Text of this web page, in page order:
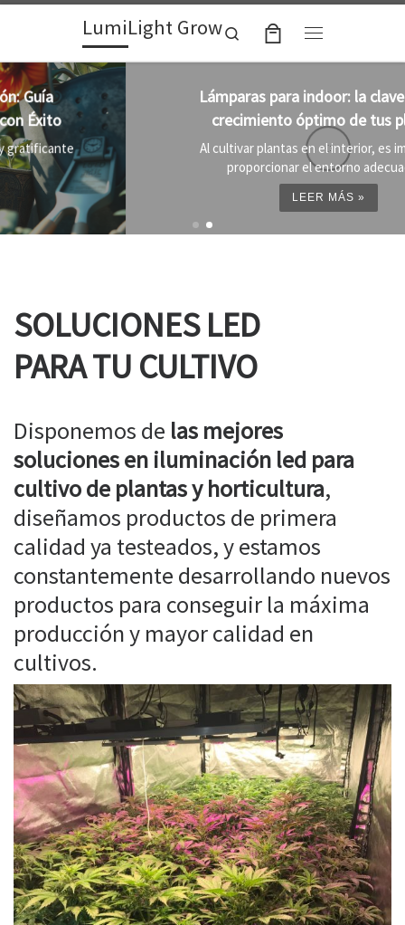
Skip to contentLumiLight Grow
Search
Lámparas para indoor: la clave para un
crecimiento óptimo de tus plantas
Al cultivar plantas en el interior, es importante
proporcionar el entorno adecuado ...
SOLUCIONES LED
PARA TU CULTIVO
Disponemos de las mejores
soluciones en iluminación led para
cultivo de plantas y horticultura,
diseñamos productos de primera
calidad ya testeados, y estamos
constantemente desarrollando nuevos
productos para conseguir la máxima
producción y mayor calidad en
cultivos.